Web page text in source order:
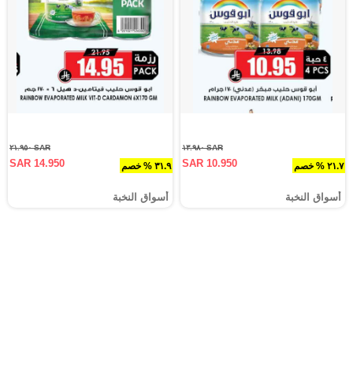
٢١.٧ % خصم
SAR ١٣.٩٨٠
SAR 10.950
أسواق النخبة
٣١.٩ % خصم
SAR ٢١.٩٥٠
SAR 14.950
أسواق النخبة